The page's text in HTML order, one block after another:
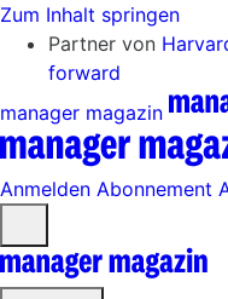
Zum Inhalt springen
Partner von
forward
manager magazin
Anmelden Abonnement
öffnen